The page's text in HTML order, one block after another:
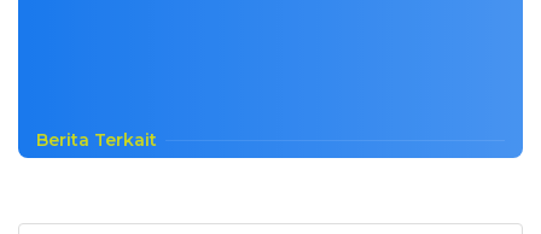
Berita Terkait